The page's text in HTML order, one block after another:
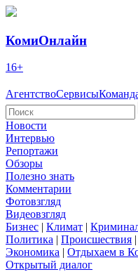
КомиОнлайн
16+
АгентствоСервисы
Новости
Интервью
Репортажи
Обзоры
Полезно знать
Комментарии
Фотовзгляд
Видеовзгляд
Бизнес | Климат |
Политика | Происшествия |
Экономика | Отдыхаем в
Открытый диалог